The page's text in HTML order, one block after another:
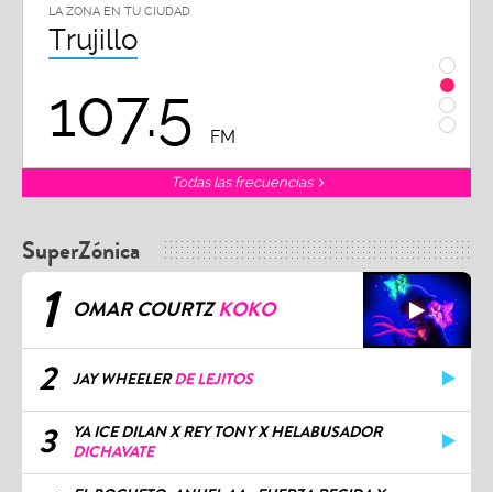
LA ZONA EN TU CIUDAD
Chiclayo
102.3 FM
Todas las frecuencias
SuperZónica
1 OMAR COURTZKOKO
2 JAY WHEELERDE LEJITOS
3
YA ICE DILAN X REY TONY X HELABUSADOR
DICHAVATE